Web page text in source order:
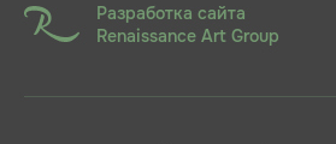
Разработка сайта
Renaissance Art Group